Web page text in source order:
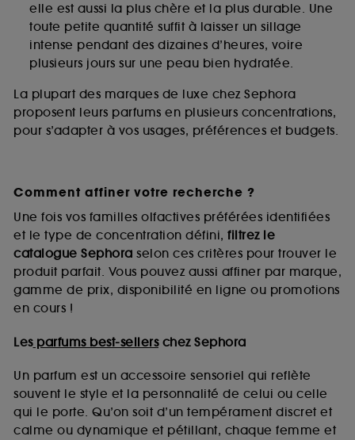
elle est aussi la plus chère et la plus durable. Une
toute petite quantité suffit à laisser un sillage
intense pendant des dizaines d’heures, voire
plusieurs jours sur une peau bien hydratée.
La plupart des marques de luxe chez Sephora
proposent leurs parfums en plusieurs concentrations,
pour s’adapter à vos usages, préférences et budgets.
Comment affiner votre recherche ?
Une fois vos familles olfactives préférées identifiées
et le type de concentration défini, filtrez le
catalogue Sephora selon ces critères pour trouver le
produit parfait. Vous pouvez aussi affiner par marque,
gamme de prix, disponibilité en ligne ou promotions
en cours !
Lesparfums best-sellerschez Sephora
Un parfum est un accessoire sensoriel qui reflète
souvent le style et la personnalité de celui ou celle
qui le porte. Qu’on soit d’un tempérament discret et
calme ou dynamique et pétillant, chaque femme et